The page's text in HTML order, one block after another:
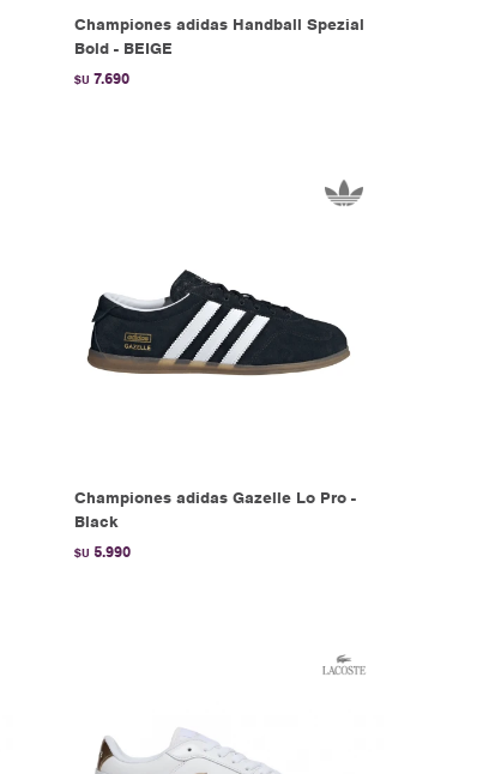
Championes adidas Handball Spezial
Bold - BEIGE
$U 7.690
Championes adidas Gazelle Lo Pro -
Black
$U 5.990